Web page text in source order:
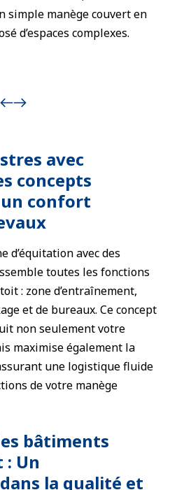
simple manège couvert en
d’espaces complexes.
avec
concepts
confort
d’équitation avec des
toutes les fonctions
: zone d’entraînement,
et de bureaux. Ce concept
non seulement votre
maximise également la
une logistique fluide
de votre manège
bâtiments
Un
la qualité et